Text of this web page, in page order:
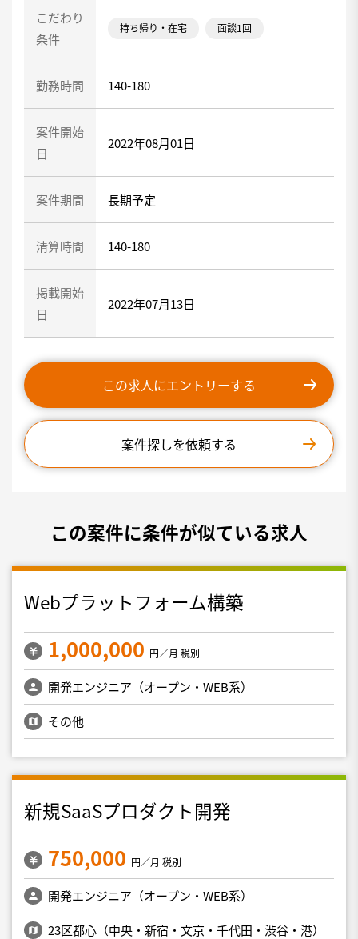
こだわり
条件
持ち帰り・在宅 面談1回
勤務時間 140-180
案件開始
日
2022年08月01日
案件期間 長期予定
清算時間 140-180
掲載開始
日
2022年07月13日
この求人にエントリーする
案件探しを依頼する
この案件に条件が似ている求人
Webプラットフォーム構築
1,000,000 円／月 税別
開発エンジニア（オープン・WEB系）
その他
新規SaaSプロダクト開発
750,000 円／月 税別
開発エンジニア（オープン・WEB系）
23区都心（中央・新宿・文京・千代田・渋谷・港）